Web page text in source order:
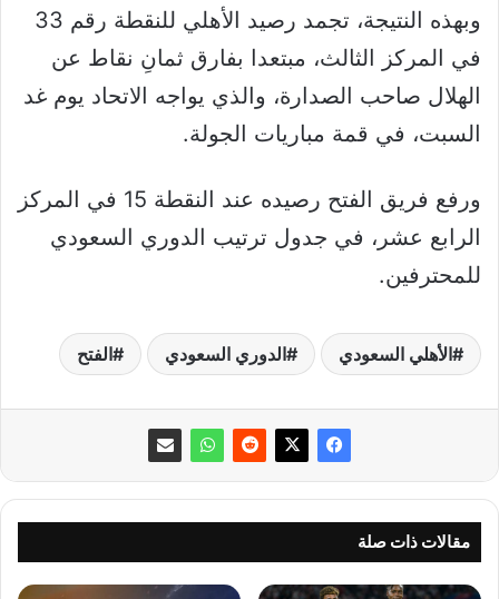
وبهذه النتيجة، تجمد رصيد الأهلي للنقطة رقم 33
في المركز الثالث، مبتعدا بفارق ثمانِ نقاط عن
الهلال صاحب الصدارة، والذي يواجه الاتحاد يوم غد
السبت، في قمة مباريات الجولة.
ورفع فريق الفتح رصيده عند النقطة 15 في المركز
الرابع عشر، في جدول ترتيب الدوري السعودي
للمحترفين.
الأهلي السعودي الدوري السعودي الفتح
مقالات ذات صلة